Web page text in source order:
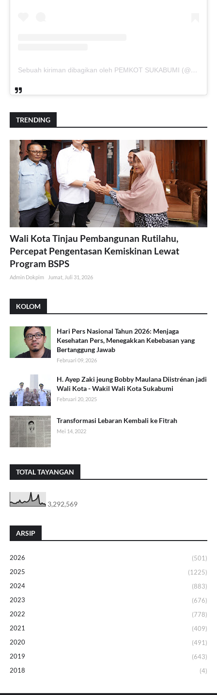
Sebuah kiriman dibagikan oleh PEMKOT SUKABUMI (@pemkotsukabumi_)
TRENDING
Wali Kota Tinjau Pembangunan Rutilahu,
Percepat Pengentasan Kemiskinan Lewat
Program BSPS
Admin Dokpim Jumat, Juli 31, 2026
KOLOM
Hari Pers Nasional Tahun 2026: Menjaga
Kesehatan Pers, Menegakkan Kebebasan yang
Bertanggung Jawab
Februari 09, 2026
H. Ayep Zaki jeung Bobby Maulana Diistrénan jadi
Wali Kota - Wakil Wali Kota Sukabumi
Februari 20, 2025
Transformasi Lebaran Kembali ke Fitrah
Mei 14, 2022
TOTAL TAYANGAN
3,292,569
ARSIP
2026
(501)
2025
(1225)
2024
(883)
2023
(676)
2022
(778)
2021
(409)
2020
(491)
2019
(643)
2018
(4)